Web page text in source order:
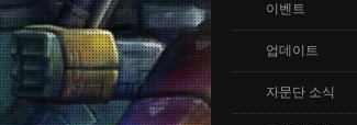
이벤트
업데이트
자문단 소식